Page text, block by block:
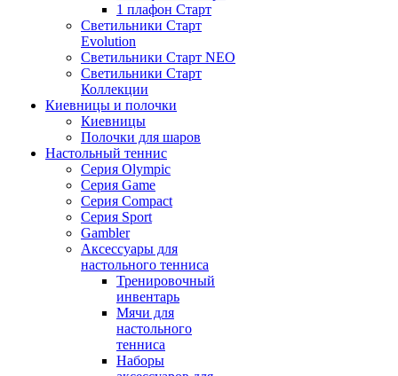
1 плафон Старт
Светильники Старт
Evolution
Светильники Старт NEO
Светильники Старт
Коллекции
Киевницы и полочки
Киевницы
Полочки для шаров
Настольный теннис
Серия Olympic
Серия Game
Серия Compact
Серия Sport
Gambler
Аксессуары для
настольного тенниса
Тренировочный
инвентарь
Мячи для
настольного
тенниса
Наборы